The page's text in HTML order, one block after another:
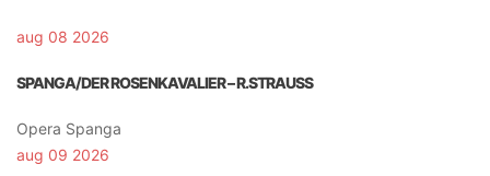
aug 08 2026
SPANGA/DER ROSENKAVALIER – R.STRAUSS
Opera Spanga
aug 09 2026